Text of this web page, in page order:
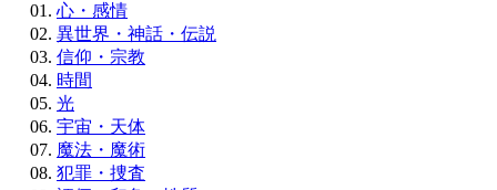
心・感情
異世界・神話・伝説
信仰・宗教
時間
光
宇宙・天体
魔法・魔術
犯罪・捜査